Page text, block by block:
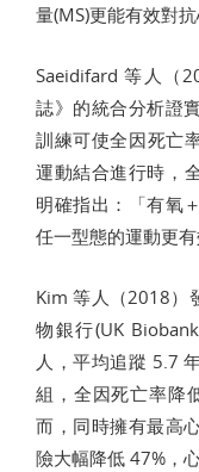
量(MS)更能有效對
Saeidifard 等人（
誌》的統合分析證
訓練可使全因死亡
運動結合進行時，
明確指出：「有氧
任一型態的運動更
Kim 等人（2018）
物銀行(UK
人，平均追蹤 5.7
組，全因死亡率降
而，同時擁有最高
險大幅降低 47%，